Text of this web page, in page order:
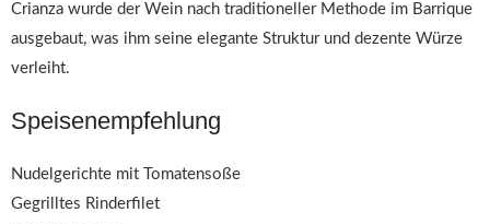
Crianza wurde der Wein nach traditioneller Methode im Barrique
ausgebaut, was ihm seine elegante Struktur und dezente Würze
verleiht.
Speisenempfehlung
Nudelgerichte mit Tomatensoße
Gegrilltes Rinderfilet